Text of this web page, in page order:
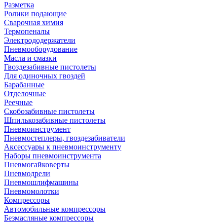
Разметка
Ролики подающие
Сварочная химия
Термопеналы
Электрододержатели
Пневмооборудование
Масла и смазки
Гвоздезабивные пистолеты
Для одиночных гвоздей
Барабанные
Отделочные
Реечные
Скобозабивные пистолеты
Шпилькозабивные пистолеты
Пневмоинструмент
Пневмостеплеры, гвоздезабиватели
Аксессуары к пневмоинструменту
Наборы пневмоинструмента
Пневмогайковерты
Пневмодрели
Пневмошлифмашины
Пневмомолотки
Компрессоры
Автомобильные компрессоры
Безмасляные компрессоры